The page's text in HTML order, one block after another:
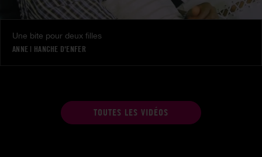
Une bite pour deux filles
ANNE | HANCHE D'ENFER
TOUTES LES VIDÉOS